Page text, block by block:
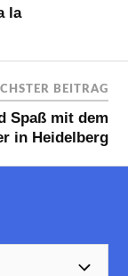
la
BEITRAG
Spaß mit dem
in Heidelberg